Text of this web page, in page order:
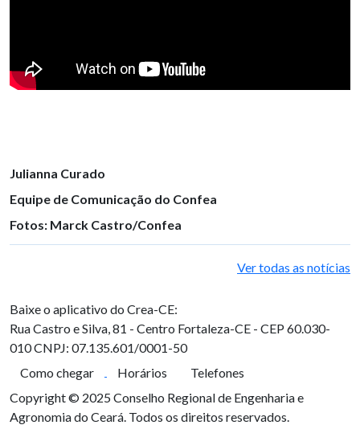
Julianna Curado
Equipe de Comunicação do Confea
Fotos: Marck Castro/Confea
Ver todas as notícias
Baixe o aplicativo do Crea-CE:
Rua Castro e Silva, 81 - Centro Fortaleza-CE - CEP 60.030-
010CNPJ: 07.135.601/0001-50
Como chegar
Horários
Telefones
Copyright © 2025 Conselho Regional de Engenharia e
Agronomia do Ceará. Todos os direitos reservados.